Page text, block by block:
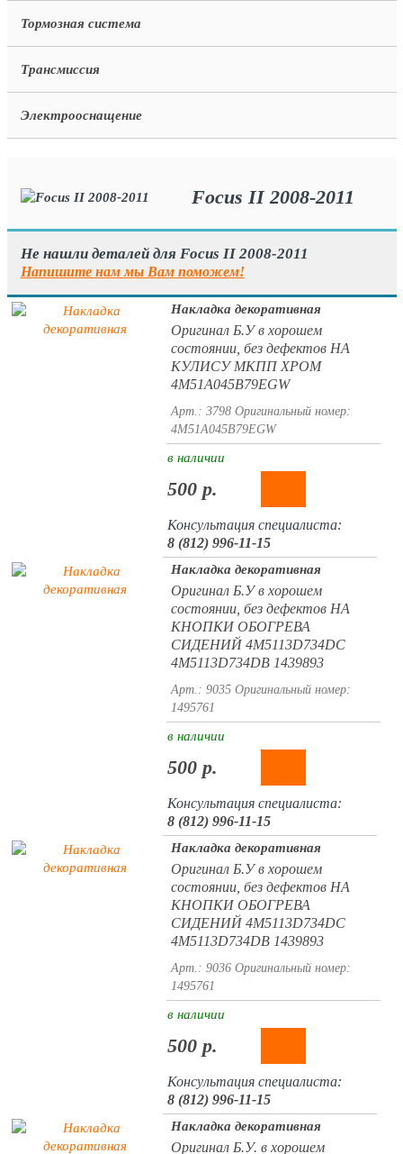
Тормозная система
Трансмиссия
Электрооснащение
Focus II 2008-2011
Не нашли деталей для Focus II 2008-2011
Напишите нам мы Вам поможем!
Накладка декоративная
Оригинал Б.У в хорошем
состоянии, без дефектов НА
КУЛИСУ МКПП ХРОМ
4M51A045B79EGW
Арт.: 3798 Оригинальный номер:
4M51A045B79EGW
в наличии
500 р.
Консультация специалиста:
8 (812) 996-11-15
Накладка декоративная
Оригинал Б.У в хорошем
состоянии, без дефектов НА
КНОПКИ ОБОГРЕВА
СИДЕНИЙ 4M5113D734DC
4M5113D734DB 1439893
Арт.: 9035 Оригинальный номер:
1495761
в наличии
500 р.
Консультация специалиста:
8 (812) 996-11-15
Накладка декоративная
Оригинал Б.У в хорошем
состоянии, без дефектов НА
КНОПКИ ОБОГРЕВА
СИДЕНИЙ 4M5113D734DC
4M5113D734DB 1439893
Арт.: 9036 Оригинальный номер:
1495761
в наличии
500 р.
Консультация специалиста:
8 (812) 996-11-15
Накладка декоративная
Оригинал Б.У. в хорошем